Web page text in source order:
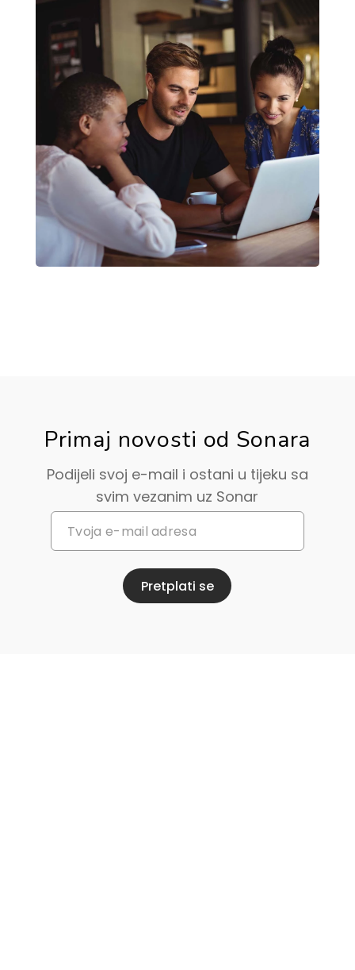
Primaj novosti od Sonara
Podijeli svoj e-mail i ostani u tijeku sa
svim vezanim uz Sonar
Pretplati se